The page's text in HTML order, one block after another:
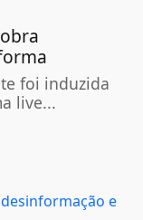
foi induzida
live...